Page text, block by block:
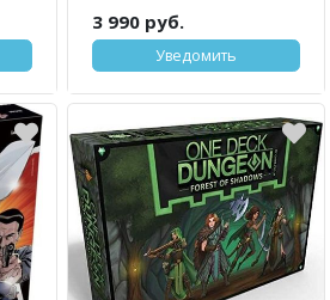
3 990 руб.
Уведомить